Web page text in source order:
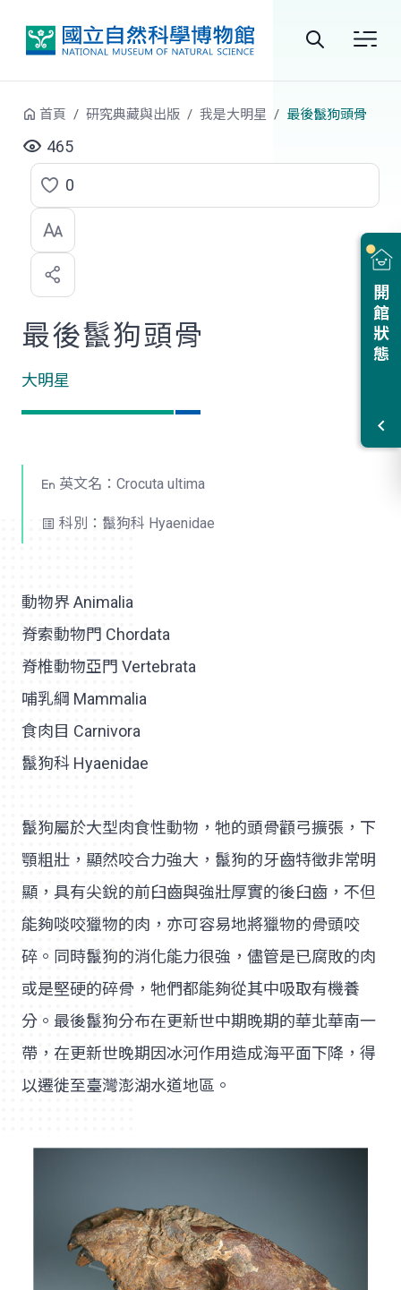
站
尋
開館狀態
首頁 研究典藏與出版 我是大明星 最後鬣狗頭骨
465
點
選
喜
歡
0
最後鬣狗頭骨
大明星
英文名：Crocuta ultima
科別：鬣狗科 Hyaenidae
動物界 Animalia
脊索動物門 Chordata
脊椎動物亞門 Vertebrata
哺乳綱 Mammalia
食肉目 Carnivora
鬣狗科 Hyaenidae
鬣狗屬於大型肉食性動物，牠的頭骨顴弓擴張，下
顎粗壯，顯然咬合力強大，鬣狗的牙齒特徵非常明
顯，具有尖銳的前臼齒與強壯厚實的後臼齒，不但
能夠啖咬獵物的肉，亦可容易地將獵物的骨頭咬
碎。同時鬣狗的消化能力很強，儘管是已腐敗的肉
或是堅硬的碎骨，牠們都能夠從其中吸取有機養
分。最後鬣狗分布在更新世中期晚期的華北華南一
帶，在更新世晚期因冰河作用造成海平面下降，得
以遷徙至臺灣澎湖水道地區。